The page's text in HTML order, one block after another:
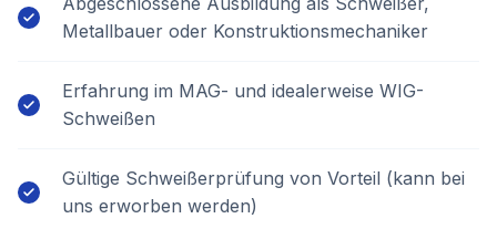
Metallbauer oder Konstruktionsmechaniker
Erfahrung im MAG- und idealerweise WIG-
Schweißen
Gültige Schweißerprüfung von Vorteil (kann bei
uns erworben werden)